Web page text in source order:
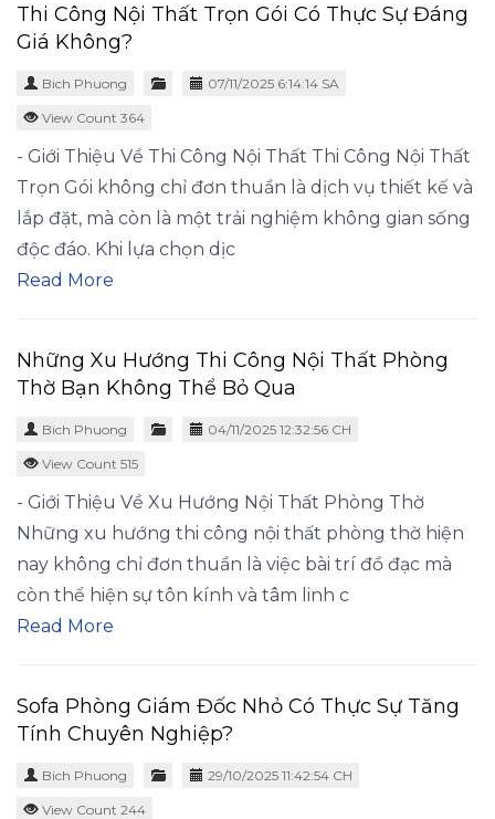
Thi Công Nội Thất Trọn Gói Có Thực Sự Đáng
Giá Không?
Bich Phuong 07/11/2025 6:14:14 SA
View Count 364
- Giới Thiệu Về Thi Công Nội Thất Thi Công Nội Thất
Trọn Gói không chỉ đơn thuần là dịch vụ thiết kế và
lắp đặt, mà còn là một trải nghiệm không gian sống
độc đáo. Khi lựa chọn dịc
Read More
Những Xu Hướng Thi Công Nội Thất Phòng
Thờ Bạn Không Thể Bỏ Qua
Bich Phuong 04/11/2025 12:32:56 CH
View Count 515
- Giới Thiệu Về Xu Hướng Nội Thất Phòng Thờ
Những xu hướng thi công nội thất phòng thờ hiện
nay không chỉ đơn thuần là việc bài trí đồ đạc mà
còn thể hiện sự tôn kính và tâm linh c
Read More
Sofa Phòng Giám Đốc Nhỏ Có Thực Sự Tăng
Tính Chuyên Nghiệp?
Bich Phuong 29/10/2025 11:42:54 CH
View Count 244